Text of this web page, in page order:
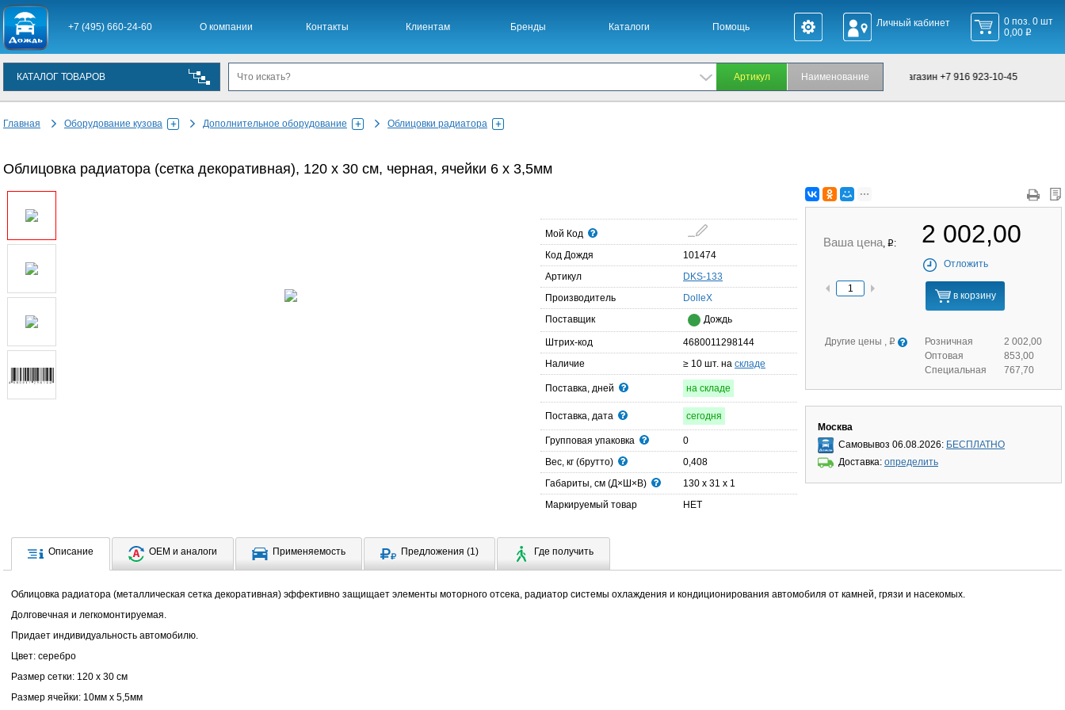
+7 (495) 660-24-60 О компании Контакты Клиентам Бренды Каталоги Помощь Личный кабинет
0 поз. 0 шт
0,00q
КАТАЛОГ ТОВАРОВ
Главная Оборудование кузова Дополнительное оборудование Облицовки радиатора
Офис +7 495 660-24-60, Интернет-магазин +7 916 923-10-45
Облицовка радиатора (сетка декоративная), 120 х 30 см, черная, ячейки 6 х 3,5мм
Ваша цена, q : 2 002,00
Отложить
в корзину
Другие цены , q Розничная
2 002,00
Оптовая
853,00
Специальная
767,70
Москва
Самовывоз 06.08.2026: БЕСПЛАТНО
Доставка: определить
Мой Код
Код Дождя
101474
Артикул
DKS-133
Производитель
DolleX
Поставщик
Дождь
Штрих-код
4680011298144
Наличие
≥ 10 шт. на складе
Поставка, дней на складе
Поставка, дата сегодня
Групповая упаковка
0
Вес, кг (брутто)
0,408
Габариты, см (Д×Ш×В)
130 x 31 x 1
Маркируемый товар
НЕТ
Описание OEM и аналоги Применяемость Предложения (1) Где получить
Облицовка радиатора (металлическая сетка декоративная) эффективно защищает элементы моторного отсека, радиатор системы охлаждения и кондиционирования автомобиля от камней, грязи и насекомых.
Долговечная и легкомонтируемая.
Придает индивидуальность автомобилю.
Цвет: серебро
Размер сетки: 120 х 30 см
Размер ячейки: 10мм х 5,5мм